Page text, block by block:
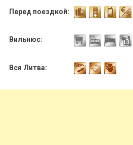
Перед поездкой:
Вильнюс:
Вся Литва: